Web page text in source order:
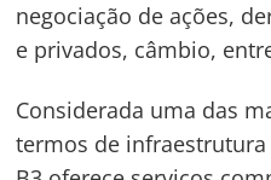
negociação de ações,
e privados, câmbio,
Considerada uma das
termos de